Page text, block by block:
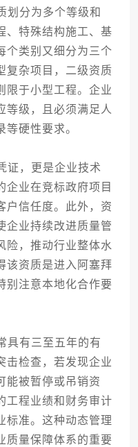
分为多个等级和
、特殊结构施工、基
个类别又细分为三个
复杂项目，二级资质
限于小型工程。企业
等级，且必须满足人
硬性要求。
，更是企业技术
企业在竞标政府项目
户信任度。此外，资
企业持续改进质量管
险，推动行业整体水
该资质是进入阿塞拜
别注意本地化合作要
有三至五年的有
击检查，若发现企业
能被暂停或吊销资
工程业绩和财务审计
标准。这种动态管理
质量保障体系的重要